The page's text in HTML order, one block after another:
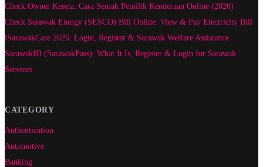
Check Owner Kereta: Cara Semak Pemilik Kenderaan Online (2026)
Check Sarawak Energy (SESCO) Bill Online: View & Pay Electricity Bill
iSarawakCare 2026: Login, Register & Sarawak Welfare Assistance
SarawakID (SarawakPass): What It Is, Register & Login for Sarawak
Services
CATEGORY
Authentication
Automotive
Banking